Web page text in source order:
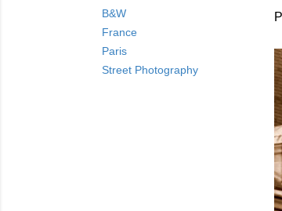
B&W
France
Paris
Street Photography